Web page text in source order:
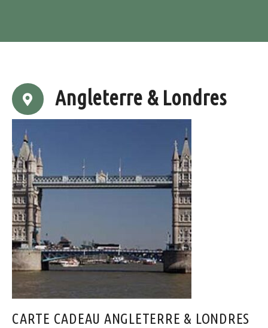
Angleterre & Londres
CARTE CADEAU ANGLETERRE & LONDRES